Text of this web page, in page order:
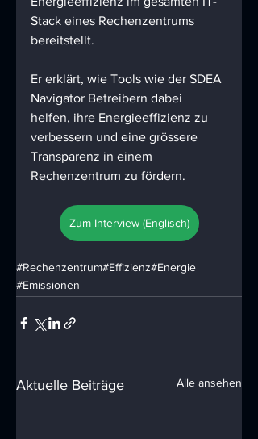
Stack eines Rechenzentrums
bereitstellt.
Er erklärt, wie Tools wie der SDEA
Navigator Betreibern dabei
helfen, ihre Energieeffizienz zu
verbessern und eine grössere
Transparenz in einem
Rechenzentrum zu fördern.
Zum Interview (Englisch)
#Rechenzentrum#Effizienz#Energie
#Emissionen
Aktuelle Beiträge Alle ansehen